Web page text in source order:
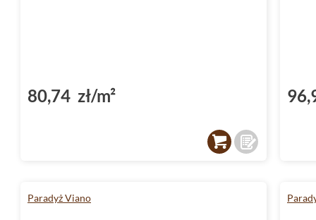
80,74 zł/m²
Paradyż Viano